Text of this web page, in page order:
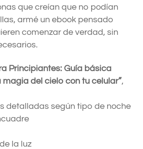
que creían que no podían
armé un ebook pensado
comenzar de verdad, sin
Principiantes: Guía básica
del cielo con tu celular”,
detalladas según tipo de noche
la luz